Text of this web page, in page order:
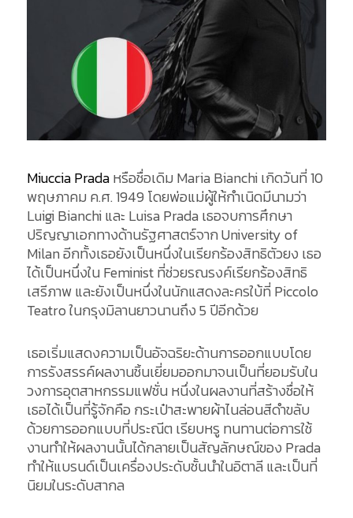
Miuccia Pradaหรือชื่อเดิม Maria Bianchi เกิดวันที่ 10
พฤษภาคม ค.ศ. 1949 โดยพ่อแม่ผู้ให้กำเนิดมีนามว่า
Luigi Bianchi และ Luisa Prada เธอจบการศึกษา
ปริญญาเอกทางด้านรัฐศาสตร์จาก University of
Milan อีกทั้งเธอยังเป็นหนึ่งในเรียกร้องสิทธิตัวยง เธอ
ได้เป็นหนึ่งใน Feminist ที่ช่วยรณรงค์เรียกร้องสิทธิ
เสรีภาพ และยังเป็นหนึ่งในนักแสดงละครใบ้ที่ Piccolo
Teatro ในกรุงมิลานยาวนานถึง 5 ปีอีกด้วย
เธอเริ่มแสดงความเป็นอัจฉริยะด้านการออกแบบโดย
การรังสรรค์ผลงานชิ้นเยี่ยมออกมาจนเป็นที่ยอมรับใน
วงการอุตสาหกรรมแฟชั่น หนึ่งในผลงานที่สร้างชื่อให้
เธอได้เป็นที่รู้จักคือ กระเป๋าสะพายผ้าไนล่อนสีดำขลับ
ด้วยการออกแบบที่ประณีต เรียบหรู ทนทานต่อการใช้
งานทำให้ผลงานนั้นได้กลายเป็นสัญลักษณ์ของ Prada
ทำให้แบรนด์เป็นเครื่องประดับชั้นนำในอิตาลี และเป็นที่
นิยมในระดับสากล